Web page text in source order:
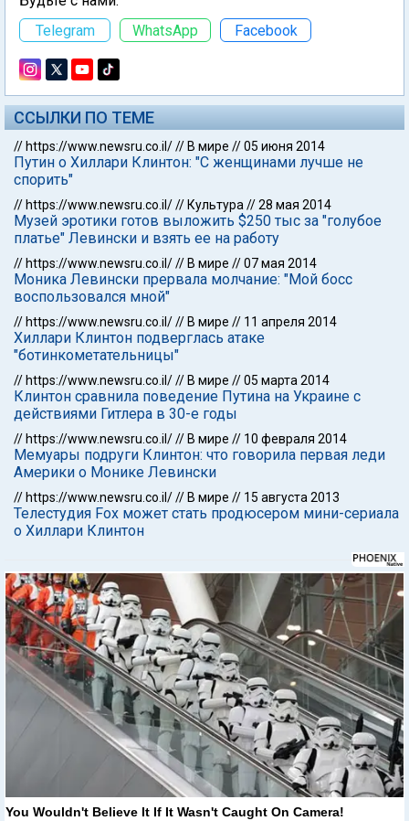
Telegram
WhatsApp Facebook
ССЫЛКИ ПО ТЕМЕ
// https://www.newsru.co.il/// В мире //05 июня 2014
Путин о Хиллари Клинтон: "С женщинами лучше не
спорить"
// https://www.newsru.co.il/// Культура //28 мая 2014
Музей эротики готов выложить $250 тыс за "голубое
платье" Левински и взять ее на работу
// https://www.newsru.co.il/// В мире //07 мая 2014
Моника Левински прервала молчание: "Мой босс
воспользовался мной"
// https://www.newsru.co.il/// В мире // 11 апреля 2014
Хиллари Клинтон подверглась атаке
"ботинкометательницы"
// https://www.newsru.co.il/// В мире //05 марта 2014
Клинтон сравнила поведение Путина на Украине с
действиями Гитлера в 30-е годы
// https://www.newsru.co.il/// В мире // 10 февраля 2014
Мемуары подруги Клинтон: что говорила первая леди
Америки о Монике Левински
// https://www.newsru.co.il/// В мире // 15 августа 2013
Телестудия Fox может стать продюсером мини-сериала
о Хиллари Клинтон
You Wouldn't Believe It If It Wasn't Caught On Camera!